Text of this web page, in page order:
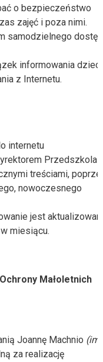
o bezpieczeństwo
zajęć i poza nimi.
samodzielnego
informowania dzieci
z Internetu.
internetu
Przedszkola
treściami,
nowoczesnego
jest
miesiącu.
Małoletnich
Joannę Machnio
za realizację